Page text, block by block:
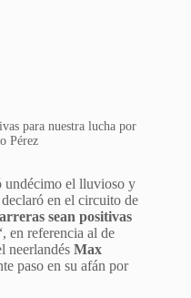
para nuestra lucha por
Pérez
undécimo el lluvioso y
declaró en el circuito de
sean positivas
en referencia al de
neerlandés Max
paso en su afán por